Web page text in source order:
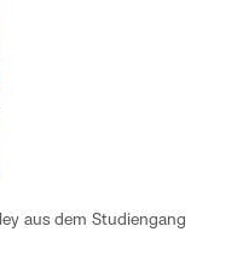
aus dem Studiengang